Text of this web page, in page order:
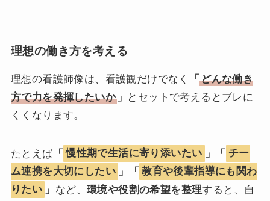
理想の働き方を考える
理想の看護師像は、看護観だけでなく 「どんな働き
方で力を発揮したいか」
とセットで考えるとブレに
くくなります。
たとえば「 慢性期で生活に寄り添いたい 」「 チー
ム連携を大切にしたい 」「 教育や後輩指導にも関わ
りたい 」 など、 環境や役割の希望を整理すると、自